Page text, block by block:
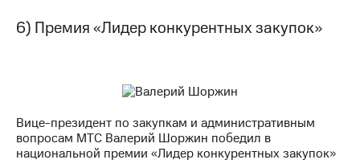
6) Премия «Лидер конкурентных закупок»
Вице-президент по закупкам и административным
вопросам МТС Валерий Шоржин победил в
национальной премии «Лидер конкурентных закупок»